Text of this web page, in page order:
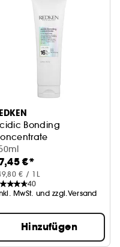
Bonding
Liquid Mask
€*
€ / 1L
40
MwSt. und zzgl.Versand
Hinzufügen